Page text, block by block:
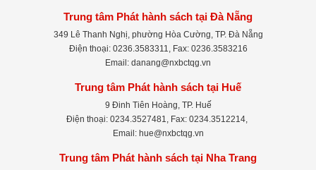
Trung tâm Phát hành sách tại Đà Nẵng
349 Lê Thanh Nghị, phường Hòa Cường, TP. Đà Nẵng
Điện thoại: 0236.3583311, Fax: 0236.3583216
Email: danang@nxbctqg.vn
Trung tâm Phát hành sách tại Huế
9 Đinh Tiên Hoàng, TP. Huế
Điện thoại: 0234.3527481, Fax: 0234.3512214,
Email: hue@nxbctqg.vn
Trung tâm Phát hành sách tại Nha Trang